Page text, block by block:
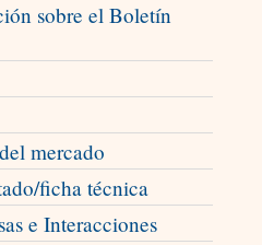
sobre el Boletín
mercado
ficha técnica
e Interacciones